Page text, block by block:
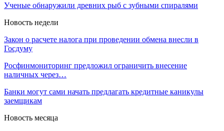
Ученые обнаружили древних рыб с зубными спиралями
Новость недели
Закон о расчете налога при проведении обмена внесли в
Госдуму
Росфинмониторинг предложил ограничить внесение
наличных через…
Банки могут сами начать предлагать кредитные каникулы
заемщикам
Новость месяца